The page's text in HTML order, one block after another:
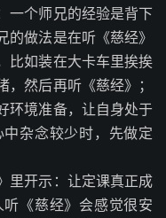
个师兄的经验是背下
做法是在听《慈经》
比如装在大卡车里挨挨
然后再听《慈经》；
环境准备，让自身处于
杂念较少时，先做定
开示：让定课真正成
《慈经》会感觉很安